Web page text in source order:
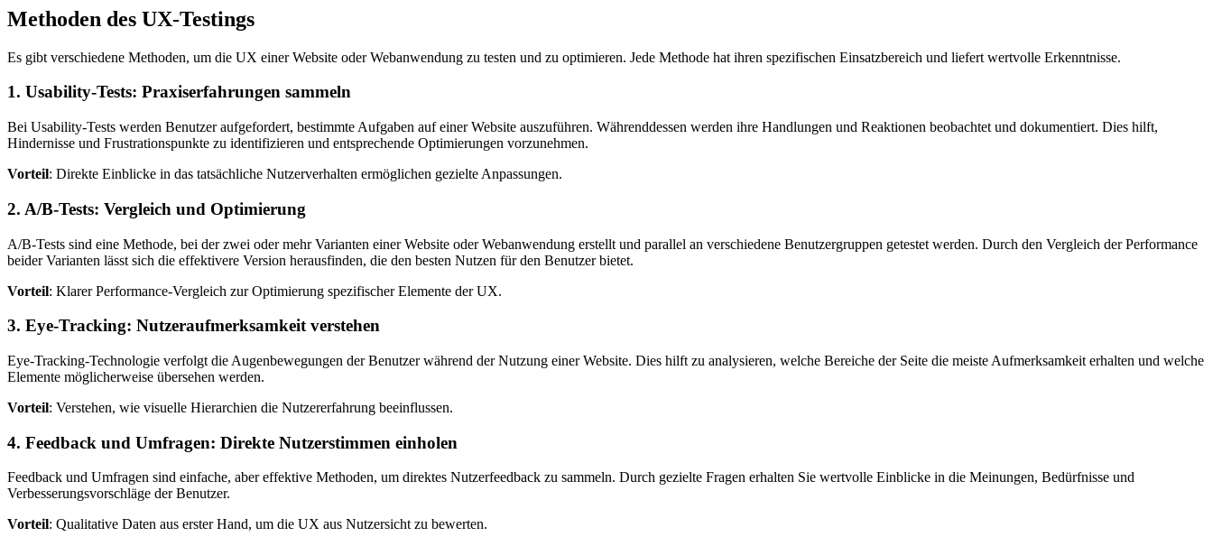
Methoden des UX-Testings
Es gibt verschiedene Methoden, um die UX einer Website oder Webanwendung zu testen und zu optimieren. Jede Methode hat ihren spezifischen Einsatzbereich und liefert wertvolle Erkenntnisse.
1. Usability-Tests: Praxiserfahrungen sammeln
Bei Usability-Tests werden Benutzer aufgefordert, bestimmte Aufgaben auf einer Website auszuführen. Währenddessen werden ihre Handlungen und Reaktionen beobachtet und dokumentiert. Dies hilft,
Hindernisse und Frustrationspunkte zu identifizieren und entsprechende Optimierungen vorzunehmen.
Vorteil: Direkte Einblicke in das tatsächliche Nutzerverhalten ermöglichen gezielte Anpassungen.
2. A/B-Tests: Vergleich und Optimierung
A/B-Tests sind eine Methode, bei der zwei oder mehr Varianten einer Website oder Webanwendung erstellt und parallel an verschiedene Benutzergruppen getestet werden. Durch den Vergleich der Performance
beider Varianten lässt sich die effektivere Version herausfinden, die den besten Nutzen für den Benutzer bietet.
Vorteil: Klarer Performance-Vergleich zur Optimierung spezifischer Elemente der UX.
3. Eye-Tracking: Nutzeraufmerksamkeit verstehen
Eye-Tracking-Technologie verfolgt die Augenbewegungen der Benutzer während der Nutzung einer Website. Dies hilft zu analysieren, welche Bereiche der Seite die meiste Aufmerksamkeit erhalten und welche
Elemente möglicherweise übersehen werden.
Vorteil: Verstehen, wie visuelle Hierarchien die Nutzererfahrung beeinflussen.
4. Feedback und Umfragen: Direkte Nutzerstimmen einholen
Feedback und Umfragen sind einfache, aber effektive Methoden, um direktes Nutzerfeedback zu sammeln. Durch gezielte Fragen erhalten Sie wertvolle Einblicke in die Meinungen, Bedürfnisse und
Verbesserungsvorschläge der Benutzer.
Vorteil: Qualitative Daten aus erster Hand, um die UX aus Nutzersicht zu bewerten.